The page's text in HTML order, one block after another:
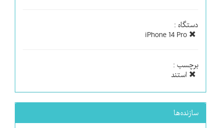
دستگاه :
برچسب :
استند
سازنده‌ها